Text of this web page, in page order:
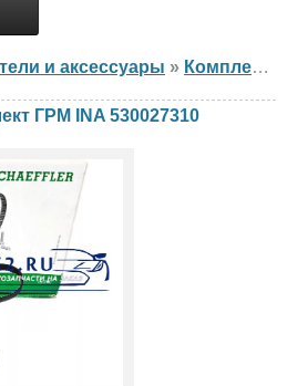
и аксессуары » Комплект ГРМ
ГРМ INA 530027310